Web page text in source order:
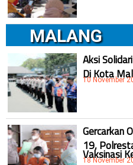
MALANG
Aksi
Di Kota
10 November
Gercarkan
19,
Vaksinasi
18 November